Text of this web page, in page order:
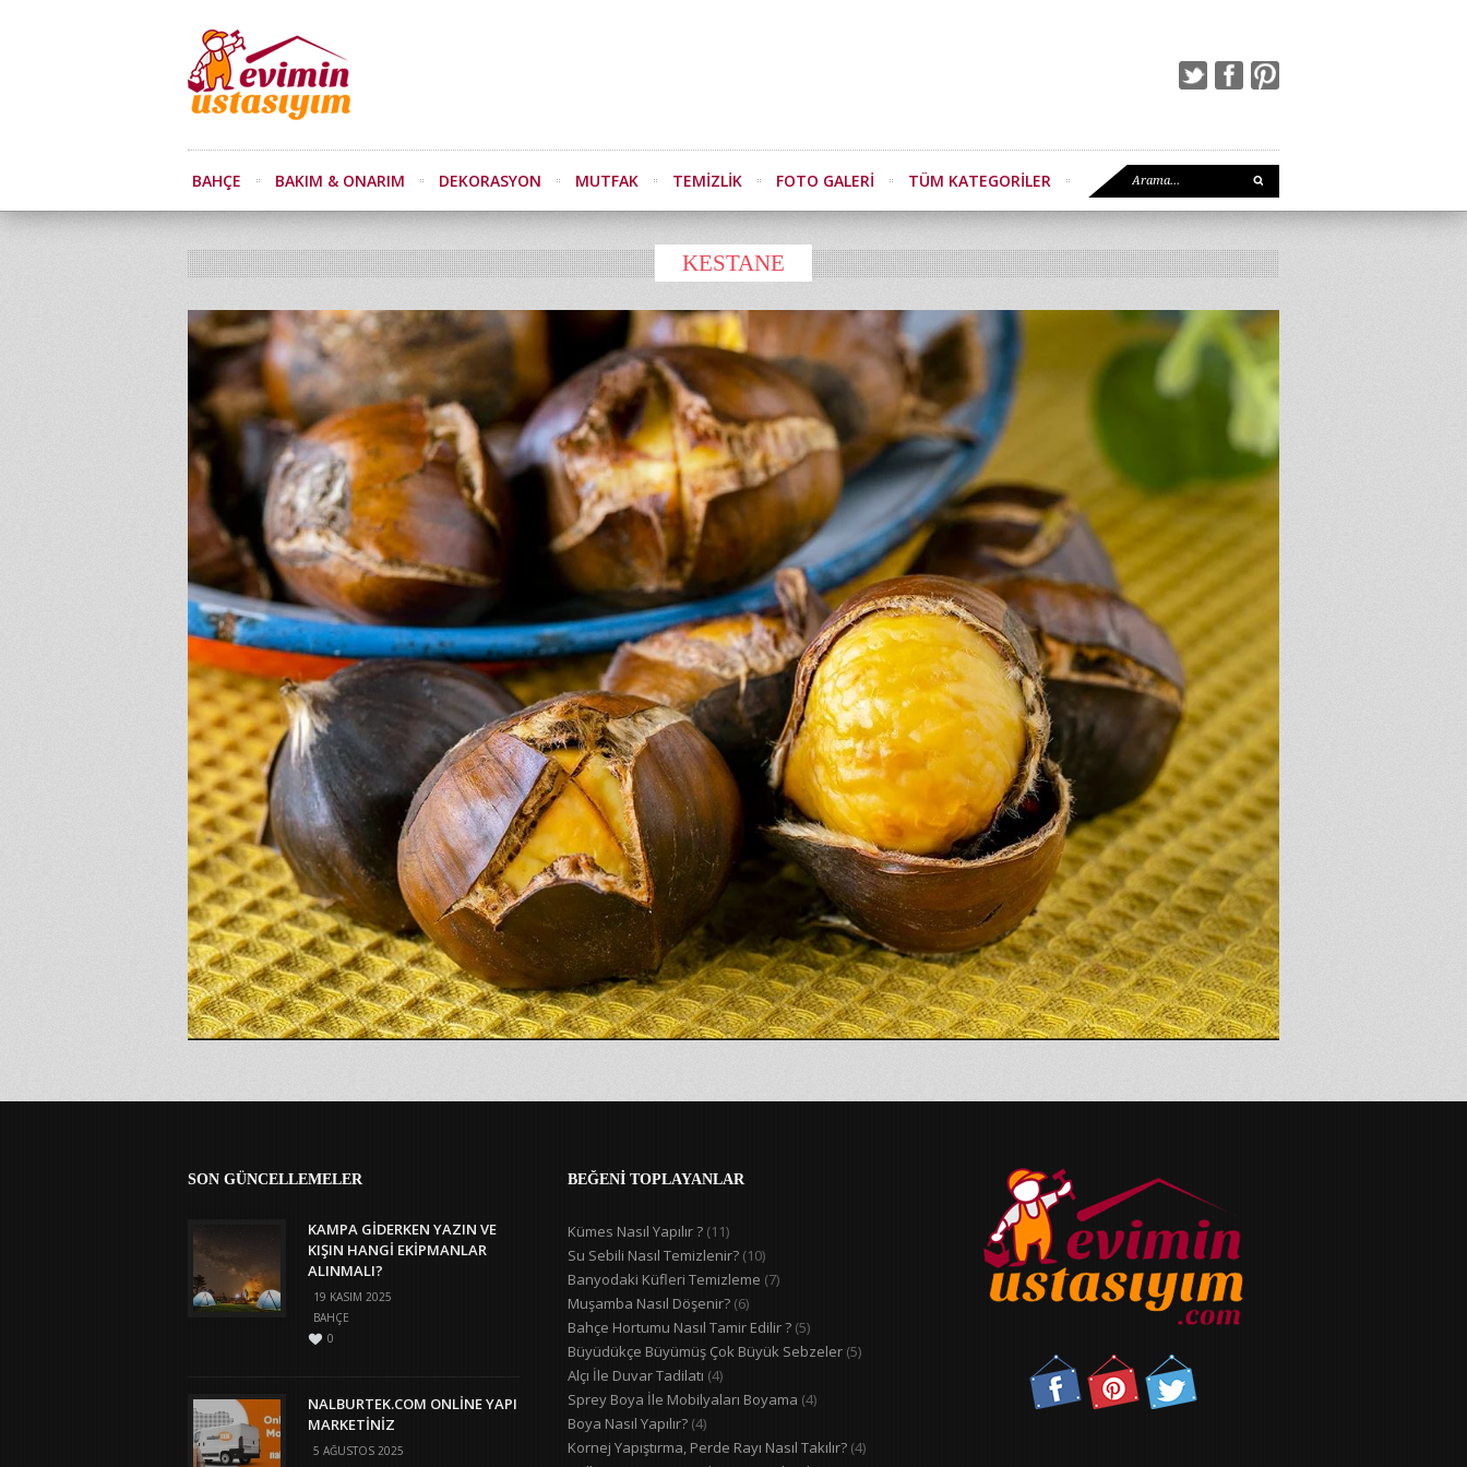
BAHÇE BAKIM & ONARIM DEKORASYON MUTFAK TEMIZLIK FOTO GALERI TÜM KATEGORILER
KESTANE
SON GÜNCELLEMELER
KAMPA GIDERKEN YAZIN VE
KIŞIN HANGI EKIPMANLAR
ALINMALI?
19 KASIM 2025
BAHÇE
0
NALBURTEK.COM ONLINE YAPI
MARKETINIZ
5 AĞUSTOS 2025
BEĞENİ TOPLAYANLAR
Kümes Nasıl Yapılır ? (11)
Su Sebili Nasıl Temizlenir? (10)
Banyodaki Küfleri Temizleme (7)
Muşamba Nasıl Döşenir? (6)
Bahçe Hortumu Nasıl Tamir Edilir ? (5)
Büyüdükçe Büyümüş Çok Büyük Sebzeler (5)
Alçı İle Duvar Tadilatı (4)
Sprey Boya İle Mobilyaları Boyama (4)
Boya Nasıl Yapılır? (4)
Kornej Yapıştırma, Perde Rayı Nasıl Takılır? (4)